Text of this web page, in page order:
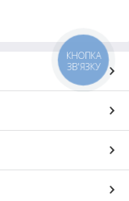
КНОПКА
ЗВ'ЯЗКУ